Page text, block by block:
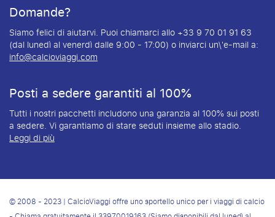
Domande?
Siamo felici di aiutarvi. Puoi chiamarci allo +33 9 70 01 91 63
(dal lunedì al venerdì dalle 9:00 - 17:00) o inviarci un\'e-mail a:
info@calcioviaggi.com
Posti a sedere garantiti al 100%
Tutti i nostri pacchetti includono una garanzia al 100% sui posti
a sedere. Vi garantiamo di stare seduti insieme allo stadio.
Leggi di più
© 2008 - 2023 | CalcioViaggi offre uno sportello unico per i viaggi di calcio